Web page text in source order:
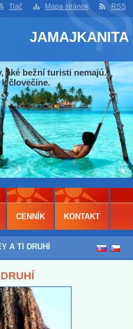
Tlač Mapa stránok RSS
JAMAJKANITA
aké bežní turisti nemajú.
k človečine.
A TÍ DRUHÍ
CENNÍK KONTAKT